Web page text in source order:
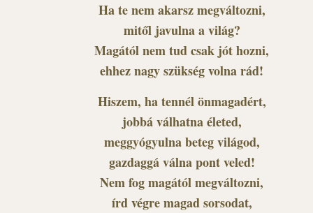
Ha te nem akarsz megváltozni,
mitől javulna a világ?
Magától nem tud csak jót hozni,
ehhez nagy szükség volna rád!
Hiszem, ha tennél önmagadért,
jobbá válhatna életed,
meggyógyulna beteg világod,
gazdaggá válna pont veled!
Nem fog magától megváltozni,
írd végre magad sorsodat,